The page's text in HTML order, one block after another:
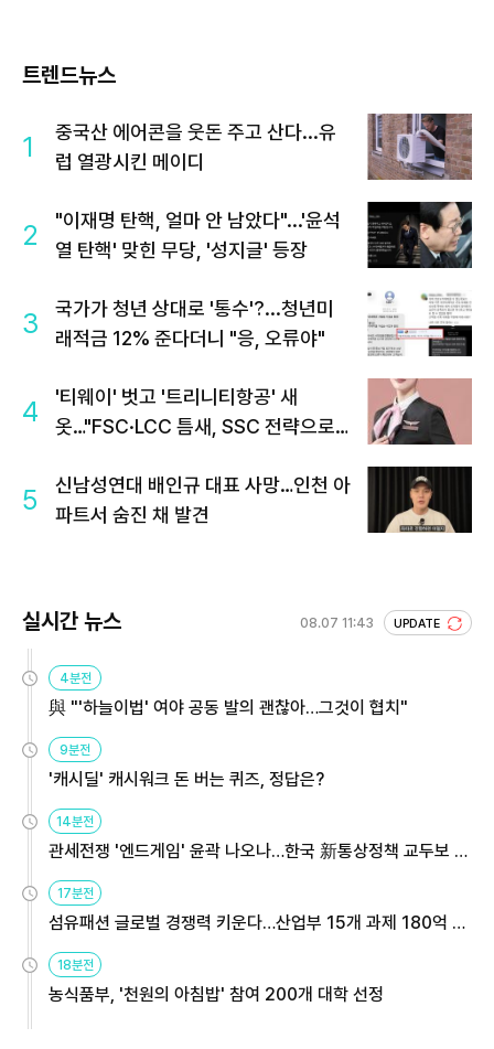
트렌드뉴스
1
중국산 에어콘을 웃돈 주고 산다...유
럽 열광시킨 메이디
2
"이재명 탄핵, 얼마 안 남았다"...'윤석
열 탄핵' 맞힌 무당, '성지글' 등장
3
국가가 청년 상대로 '통수'?...청년미
래적금 12% 준다더니 "응, 오류야"
4
'티웨이' 벗고 '트리니티항공' 새
옷…"FSC·LCC 틈새, SSC 전략으로
5
신남성연대 배인규 대표 사망…인천 아
파트서 숨진 채 발견
실시간 뉴스 08.07 11:43 UPDATE
4분전
與 "'하늘이법' 여야 공동 발의 괜찮아…그것이 협치"
9분전
'캐시딜' 캐시워크 돈 버는 퀴즈, 정답은?
14분전
관세전쟁 '엔드게임' 윤곽 나오나…한국 新통상정책 교두보 활
용해야
17분전
섬유패션 글로벌 경쟁력 키운다…산업부 15개 과제 180억 지
원
18분전
농식품부, '천원의 아침밥' 참여 200개 대학 선정